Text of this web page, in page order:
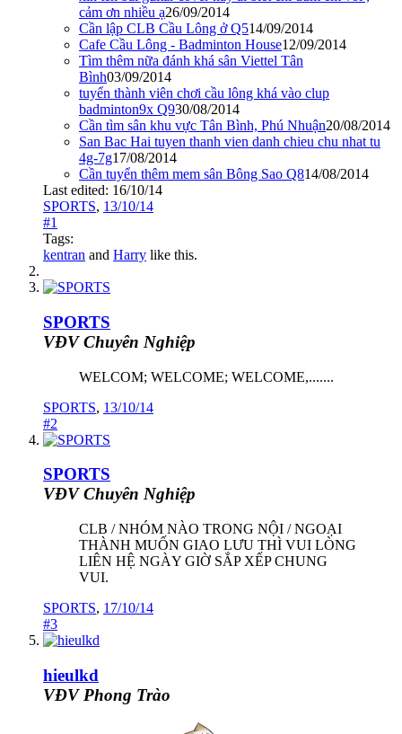
cảm ơn nhiều ạ26/09/2014
Cần lập CLB Cầu Lông ở Q514/09/2014
Cafe Cầu Lông - Badminton House12/09/2014
Tìm thêm nữa đánh khá sân Viettel Tân
Bình03/09/2014
tuyển thành viên chơi cầu lông khá vào clup
badminton9x Q930/08/2014
Cần tìm sân khu vực Tân Bình, Phú Nhuận20/08/2014
San Bac Hai tuyen thanh vien danh chieu chu nhat tu
4g-7g17/08/2014
Cần tuyển thêm mem sân Bông Sao Q814/08/2014
Last edited: 16/10/14
SPORTS, 13/10/14
#1
Tags:
kentran and Harry like this.
SPORTS
VĐV Chuyên Nghiệp
WELCOM; WELCOME; WELCOME,.......
SPORTS, 13/10/14
#2
SPORTS
VĐV Chuyên Nghiệp
CLB / NHÓM NÀO TRONG NỘI / NGOẠI
THÀNH MUỐN GIAO LƯU THÌ VUI LÒNG
LIÊN HỆ NGÀY GIỜ SẮP XẾP CHUNG
VUI.
SPORTS, 17/10/14
#3
hieulkd
VĐV Phong Trào